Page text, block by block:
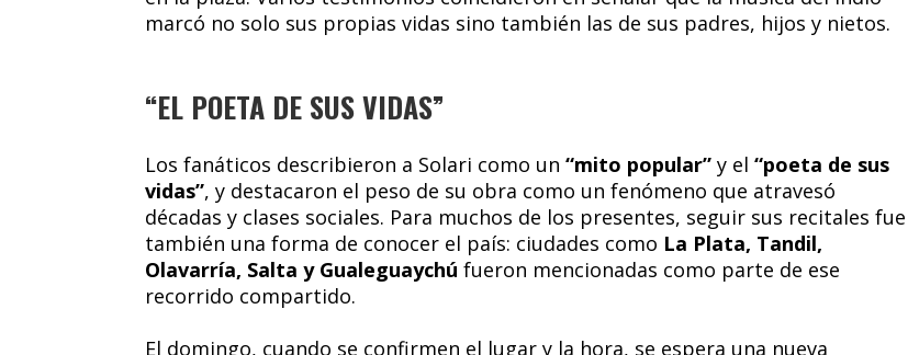
marcó no solo sus propias vidas sino también las de sus padres, hijos y nietos.
“EL POETA DE SUS VIDAS”
Los fanáticos describieron a Solari como un “mito popular” y el “poeta de sus
vidas”, y destacaron el peso de su obra como un fenómeno que atravesó
décadas y clases sociales. Para muchos de los presentes, seguir sus recitales fue
también una forma de conocer el país: ciudades como La Plata, Tandil,
Olavarría, Salta y Gualeguaychú fueron mencionadas como parte de ese
recorrido compartido.
El domingo, cuando se confirmen el lugar y la hora, se espera una nueva